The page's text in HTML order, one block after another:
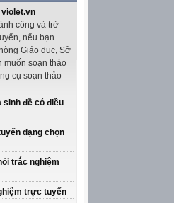
công và trở
nếu bạn
Giáo dục, Sở
muốn soạn thảo
cụ soạn thảo
sinh đề có điều
dạng chọn
trắc nghiệm
trực tuyến